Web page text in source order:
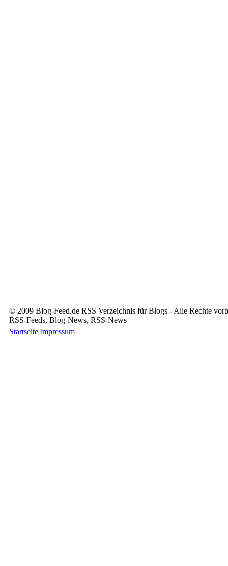
© 2009 Blog-Feed.de RSS Verzeichnis für Blogs - Alle Rechte
RSS-Feeds, Blog-News, RSS-News
Startseite|Impressum